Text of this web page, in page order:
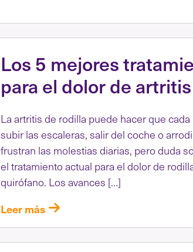
Los 5 mejores
para el dolor de
La artritis de rodilla puede hacer que
subir las escaleras, salir del coche o
frustran las molestias diarias, pero duda
el tratamiento actual para el dolor de
quirófano. Los avances […]
Leer más